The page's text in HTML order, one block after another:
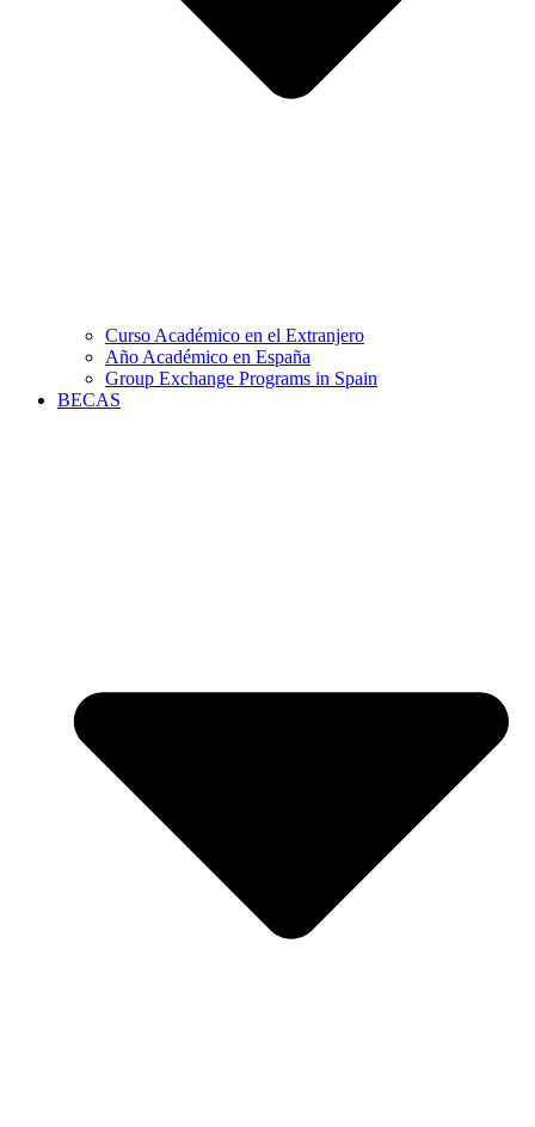
Curso Académico en el Extranjero
Año Académico en España
Group Exchange Programs in Spain
BECAS